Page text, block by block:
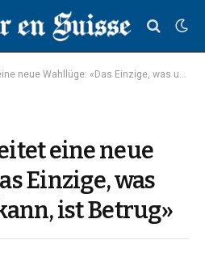
«Das Einzige, was uns stoppen kann, ist Betrug»
eine neue
Einzige, was
ist Betrug»